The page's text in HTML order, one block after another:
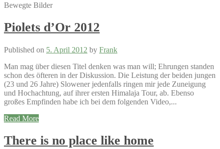
Bewegte Bilder
Piolets d’Or 2012
Published on 5. April 2012 by Frank
Man mag über diesen Titel denken was man will; Ehrungen standen
schon des öfteren in der Diskussion. Die Leistung der beiden jungen
(23 und 26 Jahre) Slowener jedenfalls ringen mir jede Zuneigung
und Hochachtung, auf ihrer ersten Himalaja Tour, ab. Ebenso
großes Empfinden habe ich bei dem folgenden Video,...
Read More
There is no place like home